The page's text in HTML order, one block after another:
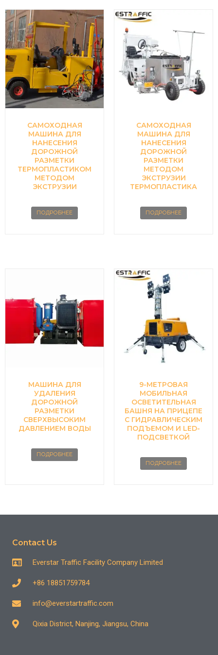
САМОХОДНАЯ
МАШИНА ДЛЯ
НАНЕСЕНИЯ
ДОРОЖНОЙ
РАЗМЕТКИ
ТЕРМОПЛАСТИКОМ
МЕТОДОМ
ЭКСТРУЗИИ
ПОДРОБНЕЕ
САМОХОДНАЯ
МАШИНА ДЛЯ
НАНЕСЕНИЯ
ДОРОЖНОЙ
РАЗМЕТКИ
МЕТОДОМ
ЭКСТРУЗИИ
ТЕРМОПЛАСТИКА
ПОДРОБНЕЕ
МАШИНА ДЛЯ
УДАЛЕНИЯ
ДОРОЖНОЙ
РАЗМЕТКИ
СВЕРХВЫСОКИМ
ДАВЛЕНИЕМ ВОДЫ
ПОДРОБНЕЕ
9-МЕТРОВАЯ
МОБИЛЬНАЯ
ОСВЕТИТЕЛЬНАЯ
БАШНЯ НА ПРИЦЕПЕ
С ГИДРАВЛИЧЕСКИМ
ПОДЪЕМОМ И LED-
ПОДСВЕТКОЙ
ПОДРОБНЕЕ
Contact Us
Everstar Traffic Facility Company Limited
+86 18851759784
info@everstartraffic.com
Qixia District, Nanjing, Jiangsu, China